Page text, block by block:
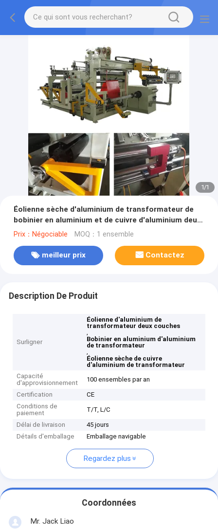
1/1
Éolienne sèche d'aluminium de transformateur de
bobinier en aluminium et de cuivre d'aluminium deux
couches
Prix：Négociable MOQ：1 ensemble
meilleur prix Contactez
Description De Produit
Surligner
Éolienne d'aluminium de
transformateur deux couches
,
Bobinier en aluminium d'aluminium
de transformateur
,
Éolienne sèche de cuivre
d'aluminium de transformateur
Capacité
d'approvisionnement
100 ensembles par an
Certification
CE
Conditions de
paiement
T/T, L/C
Délai de livraison
45 jours
Détails d'emballage
Emballage navigable
Regardez plus
Coordonnées
Mr. Jack Liao